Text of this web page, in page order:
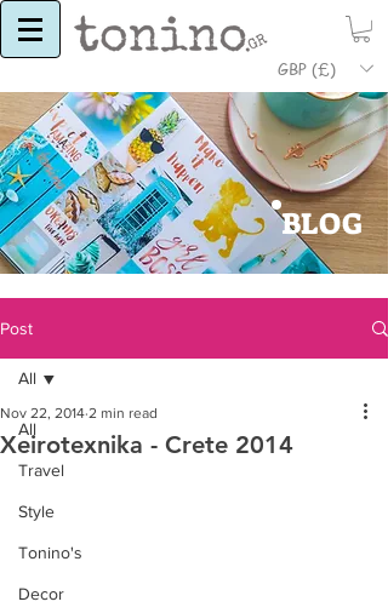
GBP (£)
BLOG
Post
All
Travel
Style
Tonino's
Decor
All
Xeirotexnika - Crete 2014
Nov 22, 2014 2 min read